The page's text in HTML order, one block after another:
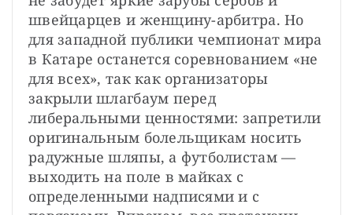
швейцарцев и женщину-арбитра. Но
для западной публики чемпионат мира
в Катаре останется соревнованием «не
для всех», так как организаторы
закрыли шлагбаум перед
либеральными ценностями: запретили
оригинальным болельщикам носить
радужные шляпы, а футболистам —
выходить на поле в майках с
определенными надписями и с